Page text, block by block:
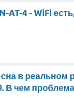
AT-4 - WiFi
в реальном
В чем